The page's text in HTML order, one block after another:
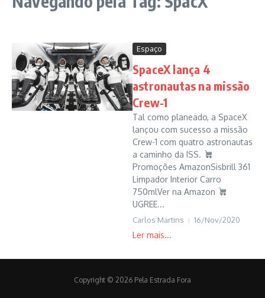
Espaço
SpaceX lança 4
astronautas na missão
Crew-1
Tal como planeado, a SpaceX
lançou com sucesso a missão
Crew-1 com quatro astronautas
a caminho da ISS.
Promoções AmazonSisbrill 361
Limpador Interior Carro
750mlVer na Amazon
UGREE...
Carlos Martins 16/Nov/2020
Copyright © 2026 Pela Estrada Fora